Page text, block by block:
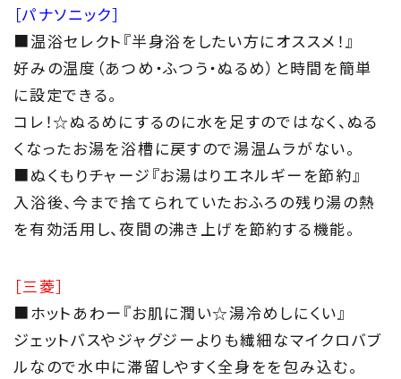
［パナソニック］
■温浴セレクト『半身浴をしたい方にオススメ！』
好みの温度（あつめ・ふつう・ぬるめ）と時間を簡単
に設定できる。
コレ！☆ぬるめにするのに水を足すのではなく、ぬる
くなったお湯を浴槽に戻すので湯温ムラがない。
■ぬくもりチャージ『お湯はりエネルギーを節約』
入浴後、今まで捨てられていたおふろの残り湯の熱
を有効活用し、夜間の沸き上げを節約する機能。
［三菱］
■ホットあわー『お肌に潤い☆湯冷めしにくい』
ジェットバスやジャグジーよりも繊細なマイクロバブ
ルなので水中に滞留しやすく全身をを包み込む。